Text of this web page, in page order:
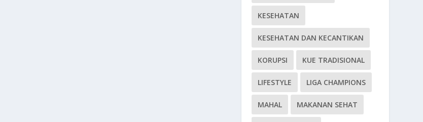
KESEHATAN
KESEHATAN DAN KECANTIKAN
KORUPSI KUE TRADISIONAL
LIFESTYLE LIGA CHAMPIONS
MAHAL MAKANAN SEHAT